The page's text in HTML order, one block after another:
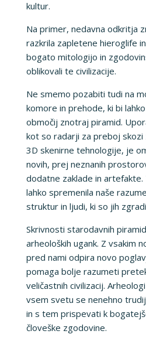
kultur.
Na primer, nedavna odkritja
razkrila zapletene hieroglife
bogato mitologijo in
oblikovali te civilizacije.
Ne smemo pozabiti tudi na
komore in prehode, ki bi
območij znotraj piramid.
kot so radarji za preboj skozi
3D skenirne tehnologije, je
novih, prej neznanih
dodatne zaklade in artefakte.
lahko spremenila naše
struktur in ljudi, ki so jih
Skrivnosti starodavnih
arheoloških ugank. Z vsakim
pred nami odpira novo
pomaga bolje razumeti
veličastnih civilizacij.
vsem svetu se nenehno
in s tem prispevati k
človeške zgodovine.